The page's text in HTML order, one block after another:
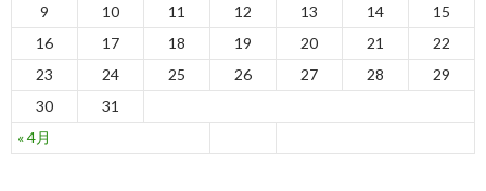
« 4月
9
10 11 12 13 14
15
16
17 18 19 20 21
22
23
24 25 26 27 28
29
30
31